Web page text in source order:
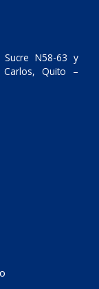
N58-63 y
Carlos, Quito –